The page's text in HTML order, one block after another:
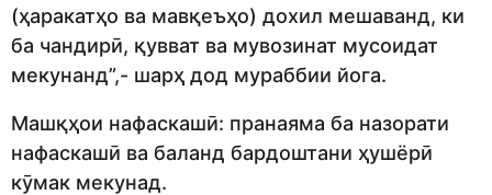
(ҳаракатҳо ва мавқеъҳо) дохил мешаванд, ки
ба чандирӣ, қувват ва мувозинат мусоидат
мекунанд”,- шарҳ дод мураббии йога.
Машқҳои нафаскашӣ: пранаяма ба назорати
нафаскашӣ ва баланд бардоштани ҳушёрӣ
кӯмак мекунад.